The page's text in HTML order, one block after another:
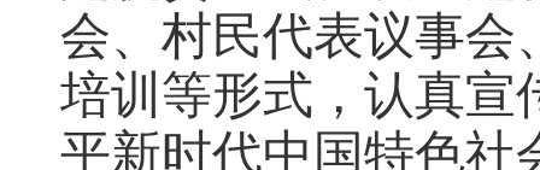
会、 村民代表议事会
培训 等形式，认真宣
平新时代中国特色社